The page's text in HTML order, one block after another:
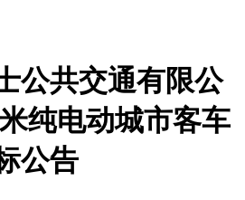
公共交通有限公
纯电动城市客车
公告